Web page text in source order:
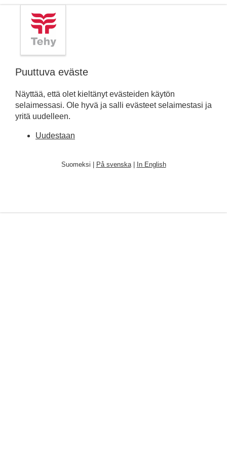
Puuttuva eväste
Näyttää, että olet kieltänyt evästeiden käytön
selaimessasi. Ole hyvä ja salli evästeet selaimestasi ja
yritä uudelleen.
Uudestaan
Suomeksi | På svenska| In English